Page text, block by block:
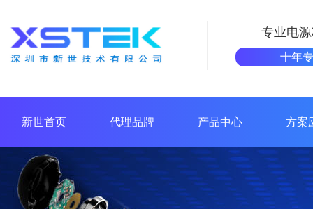
专业电
十年
新世首页 代理品牌 产品中心 方案